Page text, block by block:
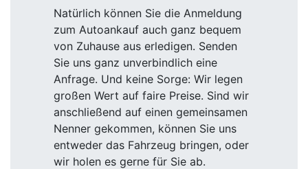
Natürlich können Sie die Anmeldung
zum Autoankauf auch ganz bequem
von Zuhause aus erledigen. Senden
Sie uns ganz unverbindlich eine
Anfrage. Und keine Sorge: Wir legen
großen Wert auf faire Preise. Sind wir
anschließend auf einen gemeinsamen
Nenner gekommen, können Sie uns
entweder das Fahrzeug bringen, oder
wir holen es gerne für Sie ab.